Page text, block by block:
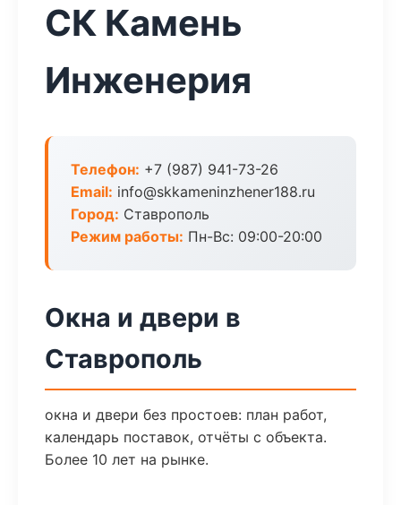
СК Камень
Инженерия
Телефон: +7 (987) 941-73-26
Email: info@skkameninzhener188.ru
Город: Ставрополь
Режим работы: Пн-Вс: 09:00-20:00
Окна и двери в
Ставрополь
окна и двери без простоев: план работ,
календарь поставок, отчёты с объекта.
Более 10 лет на рынке.